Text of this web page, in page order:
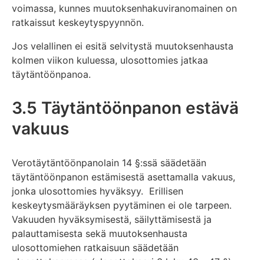
voimassa, kunnes muutoksenhakuviranomainen on
ratkaissut keskeytyspyynnön.
Jos velallinen ei esitä selvitystä muutoksenhausta
kolmen viikon kuluessa, ulosottomies jatkaa
täytäntöönpanoa.
3.5 Täytäntöönpanon estävä
vakuus
Verotäytäntöönpanolain 14 §:ssä säädetään
täytäntöönpanon estämisestä asettamalla vakuus,
jonka ulosottomies hyväksyy. Erillisen
keskeytysmääräyksen pyytäminen ei ole tarpeen.
Vakuuden hyväksymisestä, säilyttämisestä ja
palauttamisesta sekä muutoksenhausta
ulosottomiehen ratkaisuun säädetään